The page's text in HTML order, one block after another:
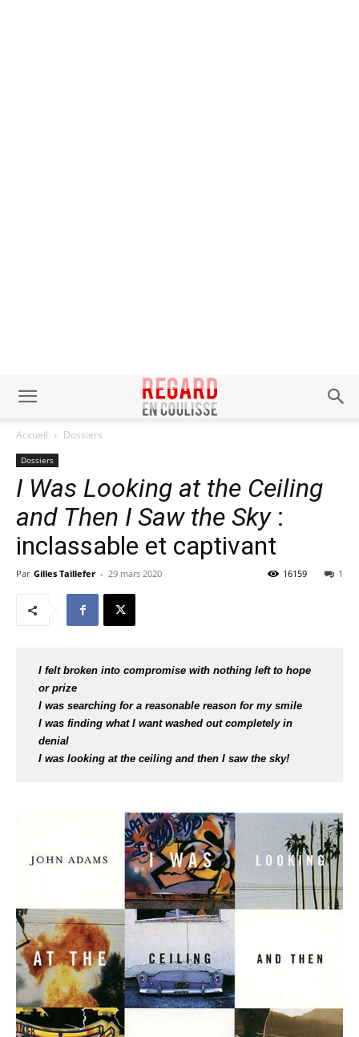
Accueil Dossiers
Dossiers
I Was Looking at the Ceiling
and Then I Saw the Sky:
inclassable et captivant
Par Gilles Taillefer - 29 mars 2020 1
16159
I felt broken into compromise with nothing left to hope
or prize
I was searching for a reasonable reason for my smile
I was finding what I want washed out completely in
denial
I was looking at the ceiling and then I saw the sky!